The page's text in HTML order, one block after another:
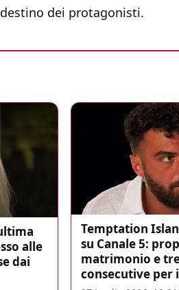
dei protagonisti.
alle
dai
Temptation
su Canale 5:
matrimonio e
consecutive per